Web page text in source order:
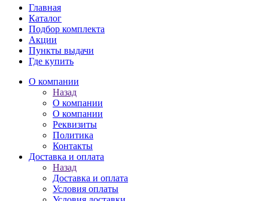
Главная
Каталог
Подбор комплекта
Акции
Пункты выдачи
Где купить
О компании
Назад
О компании
О компании
Реквизиты
Политика
Контакты
Доставка и оплата
Назад
Доставка и оплата
Условия оплаты